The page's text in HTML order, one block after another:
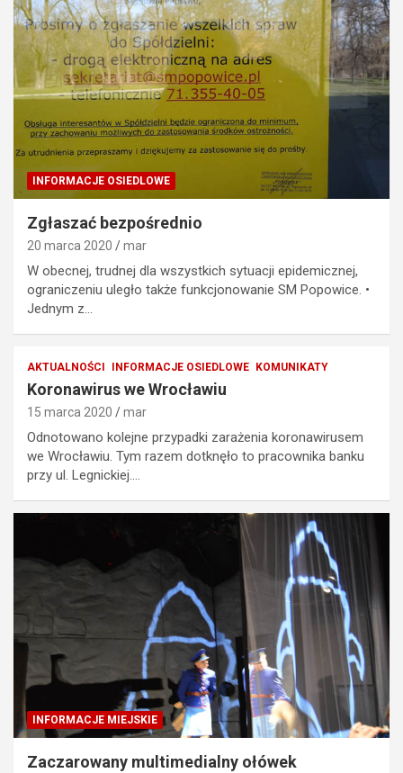
INFORMACJE OSIEDLOWE
Zgłaszać bezpośrednio
20 marca 2020 mar
W obecnej, trudnej dla wszystkich sytuacji epidemicznej,
ograniczeniu uległo także funkcjonowanie SM Popowice. •
Jednym z…
AKTUALNOŚCI INFORMACJE OSIEDLOWE KOMUNIKATY
Koronawirus we Wrocławiu
15 marca 2020 mar
Odnotowano kolejne przypadki zarażenia koronawirusem
we Wrocławiu. Tym razem dotknęło to pracownika banku
przy ul. Legnickiej.…
INFORMACJE MIEJSKIE
Zaczarowany multimedialny ołówek